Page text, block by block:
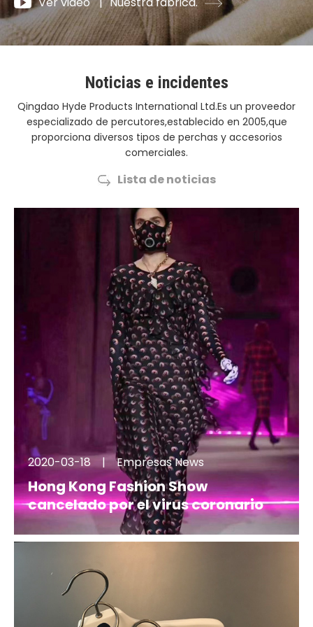
Noticias e incidentes
Qingdao Hyde Products International Ltd.Es un proveedor
especializado de percutores,establecido en 2005,que
proporciona diversos tipos de perchas y accesorios
comerciales.
Lista de noticias
2020-03-18 |Empresas News
Hong Kong Fashion Show
cancelado por el virus coronario
cancelled show in APRIL IN HK